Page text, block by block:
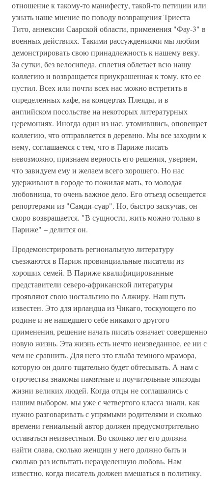
отношение к такому-то манифесту, такой-то петиции или
узнать наше мнение по поводу возвращения Триеста
Тито, аннексии Саарской области, применения "Фау-3" в
военных действиях. Такими рассуждениями мы любим
демонстрировать свою принадлежность к нашему веку.
За сутки, без велосипеда, сплетня облетает всю нашу
коллегию и возвращается приукрашенная к тому, кто ее
пустил. Всех или почти всех нас можно встретить в
определенных кафе, на концертах Плеяды, и в
английском посольстве на некоторых литературных
церемониях. Иногда один из нас, утомившись, оповещает
коллегию, что отправляется в деревню. Мы все заходим к
нему, соглашаемся с тем, что в Париже писать
невозможно, признаем верность его решения, уверяем,
что завидуем ему и желаем всего хорошего. Но нас
удерживают в городе то пожилая мать, то молодая
любовница, то очень важное дело. Его отъезд освещается
репортерами из "Самди-суар". Но, быстро заскучав, он
скоро возвращается. "В сущности, жить можно только в
Париже" – делится он.
Продемонстрировать региональную литературу
съезжаются в Париж провинциальные писатели из
хороших семей. В Париже квалифицированные
представители северо-африканской литературы
проявляют свою ностальгию по Алжиру. Наш путь
известен. Это для ирландца из Чикаго, тоскующего по
родине и не нашедшего себе никакого другого
применения, решение начать писать означает совершенно
новую жизнь. Эта жизнь есть нечто неизведанное, ее ни с
чем не сравнить. Для него это глыба темного мрамора,
которую он долго тщательно будет обтесывать. А нам с
отрочества знакомы памятные и поучительные эпизоды
жизни великих людей. Когда отцы не соглашались с
нашим выбором, мы уже с четвертого класса знали, как
нужно разговаривать с упрямыми родителями и сколько
времени гениальный автор должен предусмотрительно
оставаться неизвестным. Во сколько лет его должна
найти слава, сколько женщин у него должно быть и
сколько раз испытать неразделенную любовь. Нам
известно, когда писатель должен вмешаться в политику.